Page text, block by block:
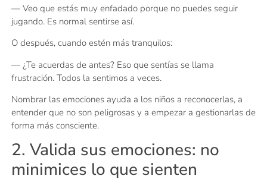
— Veo que estás muy enfadado porque no puedes seguir
jugando. Es normal sentirse así.
O después, cuando estén más tranquilos:
— ¿Te acuerdas de antes? Eso que sentías se llama
frustración. Todos la sentimos a veces.
Nombrar las emociones ayuda a los niños a reconocerlas, a
entender que no son peligrosas y a empezar a gestionarlas de
forma más consciente.
2. Valida sus emociones: no
minimices lo que sienten